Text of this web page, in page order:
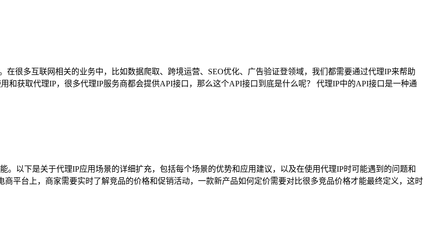
很多互联网相关的业务中，比如数据爬取、跨境运营、SEO优化、广告验证登领域，我们都需要通过代理IP来帮助
和获取代理IP，很多代理IP服务商都会提供API接口，那么这个API接口到底是什么呢？ 代理IP中的API接口是一种通
。以下是关于代理IP应用场景的详细扩充，包括每个场景的优势和应用建议，以及在使用代理IP时可能遇到的问题和
平台上，商家需要实时了解竞品的价格和促销活动，一款新产品如何定价需要对比很多竞品价格才能最终定义，这时